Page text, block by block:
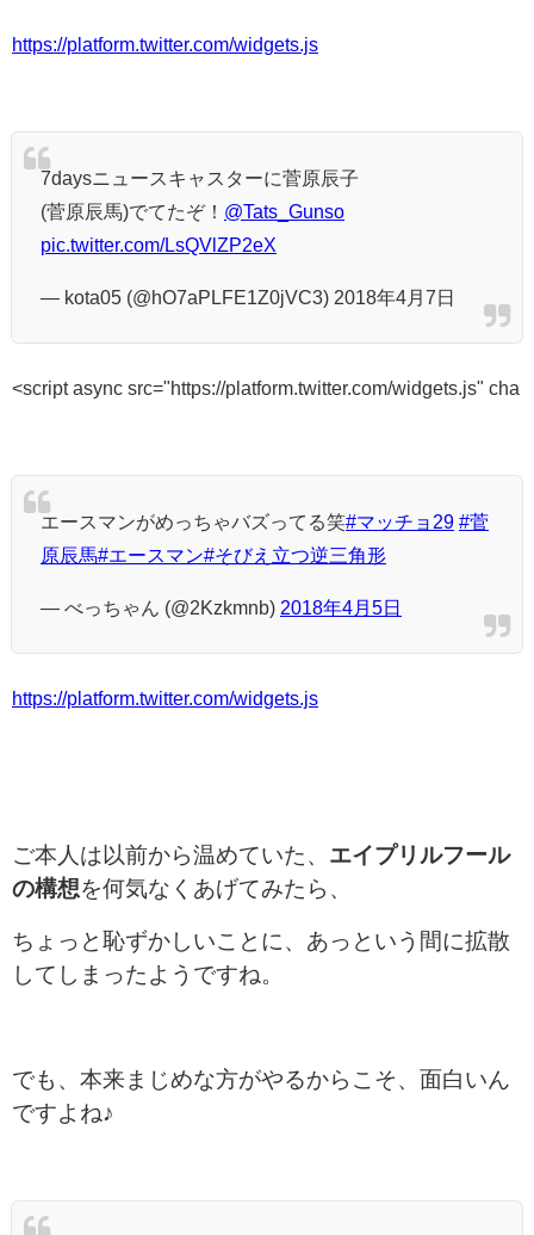
https://platform.twitter.com/widgets.js
7daysニュースキャスターに菅原辰子
(菅原辰馬)でてたぞ！ @Tats_Gunso
pic.twitter.com/LsQVlZP2eX
— kota05 (@hO7aPLFE1Z0jVC3) 2018年4月7日
<script async src="https://platform.twitter.com/widgets.js" cha
エースマンがめっちゃバズってる笑#マッチョ29 #菅
原辰馬#エースマン#そびえ立つ逆三角形
— べっちゃん (@2Kzkmnb) 2018年4月5日
https://platform.twitter.com/widgets.js
ご本人は以前から温めていた、 エイプリルフール
の構想を何気なくあげてみたら、
ちょっと恥ずかしいことに、あっという間に拡散
してしまったようですね。
でも、本来まじめな方がやるからこそ、面白いん
ですよね♪